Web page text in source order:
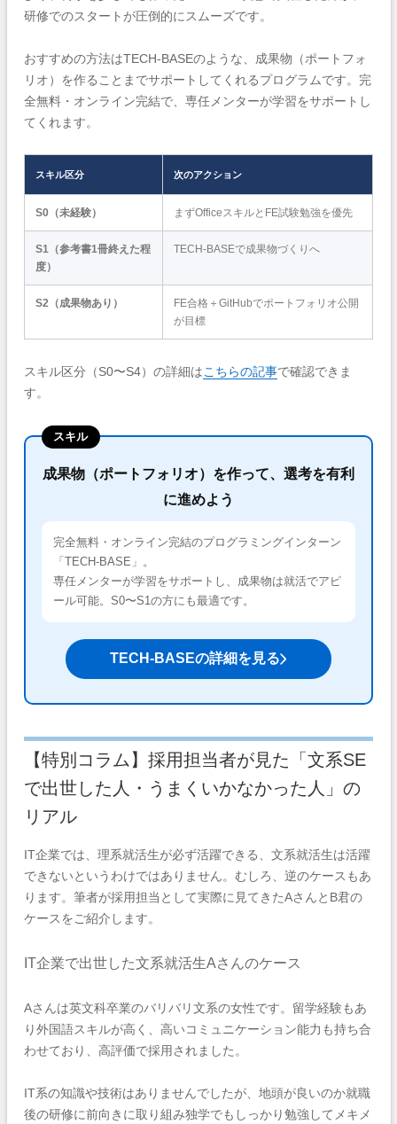
研修でのスタートが圧倒的にスムーズです。
おすすめの方法はTECH-BASEのような、成果物（ポートフォ
リオ）を作ることまでサポートしてくれるプログラムです。完
全無料・オンライン完結で、専任メンターが学習をサポートし
てくれます。
スキル区分 次のアクション
S0（未経験） まずOfficeスキルとFE試験勉強を優先
S1（参考書1冊終えた程
度）
TECH-BASEで成果物づくりへ
S2（成果物あり）
FE合格＋GitHubでポートフォリオ公開
が目標
スキル区分（S0〜S4）の詳細はこちらの記事で確認できま
す。
スキル
成果物（ポートフォリオ）を作って、選考を有利
に進めよう
完全無料・オンライン完結のプログラミングインターン
「TECH-BASE」。
専任メンターが学習をサポートし、成果物は就活でアピ
ール可能。S0〜S1の方にも最適です。
TECH-BASEの詳細を見る
【特別コラム】採用担当者が見た「文系SE
で出世した人・うまくいかなかった人」の
リアル
IT企業では、理系就活生が必ず活躍できる、文系就活生は活躍
できないというわけではありません。むしろ、逆のケースもあ
ります。筆者が採用担当として実際に見てきたAさんとB君の
ケースをご紹介します。
IT企業で出世した文系就活生Aさんのケース
Aさんは英文科卒業のバリバリ文系の女性です。留学経験もあ
り外国語スキルが高く、高いコミュニケーション能力も持ち合
わせており、高評価で採用されました。
IT系の知識や技術はありませんでしたが、地頭が良いのか就職
後の研修に前向きに取り組み独学でもしっかり勉強してメキメ